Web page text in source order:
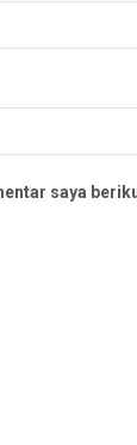
saya